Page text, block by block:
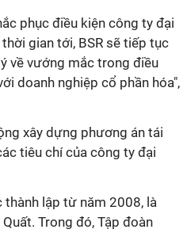
phục điều kiện công ty đại
gian tới, BSR sẽ tiếp tục
về vướng mắc trong điều
doanh nghiệp cổ phần hóa",
xây dựng phương án tái
tiêu chí của công ty đại
thành lập từ năm 2008, là
Trong đó, Tập đoàn